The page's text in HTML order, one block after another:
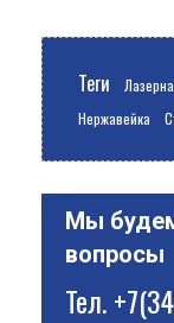
Теги
Нержавейка
Мы
вопросы
Тел.